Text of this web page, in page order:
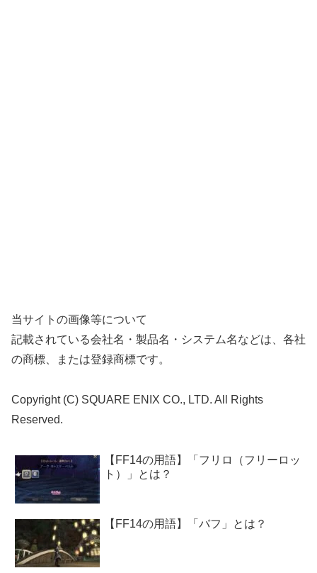
当サイトの画像等について
記載されている会社名・製品名・システム名などは、各社
の商標、または登録商標です。
Copyright (C) SQUARE ENIX CO., LTD. All Rights
Reserved.
【FF14の用語】「フリロ（フリーロッ
ト）」とは？
【FF14の用語】「バフ」とは？